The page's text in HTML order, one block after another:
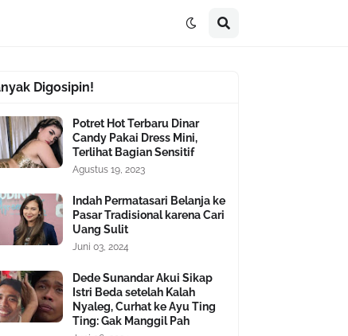
Digosipin!
Potret Hot Terbaru Dinar
Candy Pakai Dress Mini,
Terlihat Bagian Sensitif
Agustus 19, 2023
Indah Permatasari Belanja ke
Pasar Tradisional karena Cari
Uang Sulit
Juni 03, 2024
Dede Sunandar Akui Sikap
Istri Beda setelah Kalah
Nyaleg, Curhat ke Ayu Ting
Ting: Gak Manggil Pah